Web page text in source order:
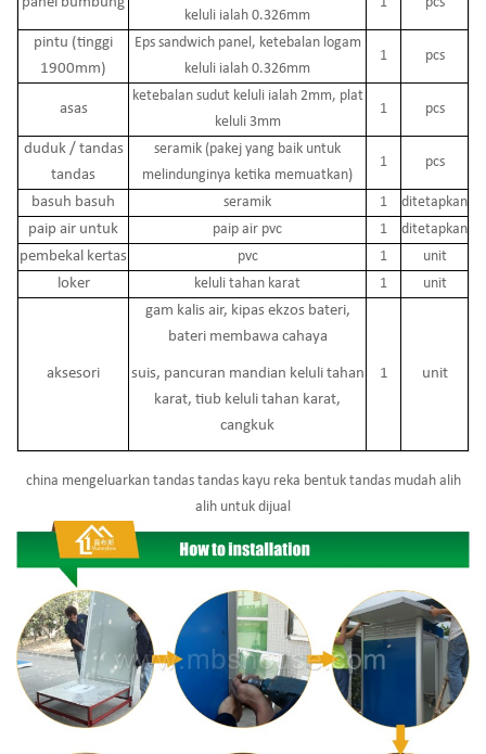
keluli ialah 0.326mm
pintu (tinggi
1900mm)
Eps sandwich panel, ketebalan logam
keluli ialah 0.326mm
1 pcs
asas
ketebalan sudut keluli ialah 2mm, plat
keluli 3mm
1 pcs
duduk / tandas
tandas
seramik (pakej yang baik untuk
melindunginya ketika memuatkan)
1 pcs
basuh basuh seramik 1
ditetapkan
paip air untuk
paip air pvc 1
ditetapkan
pembekal kertas
pvc 1
unit
loker
keluli tahan karat 1 unit
aksesori
gam kalis air, kipas ekzos bateri,
bateri membawa cahaya
suis, pancuran mandian keluli tahan
karat, tiub keluli tahan karat,
cangkuk
1 unit
china mengeluarkan tandas tandas kayu reka bentuk tandas mudah alih
alih untuk dijual